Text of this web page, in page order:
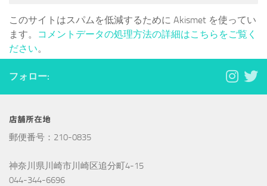
このサイトはスパムを低減するために Akismet を使ってい
ます。
コメントデータの処理方法の詳細はこちらをご覧く
ださい。
フォロー:
店舗所在地
郵便番号：210-0835
神奈川県川崎市川崎区追分町4-15
044-344-6696